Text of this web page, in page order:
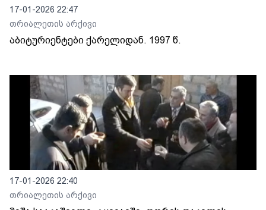
17-01-2026 22:47
თრიალეთის არქივი
აბიტურიენტები ქარელიდან. 1997 წ.
17-01-2026 22:40
თრიალეთის არქივი